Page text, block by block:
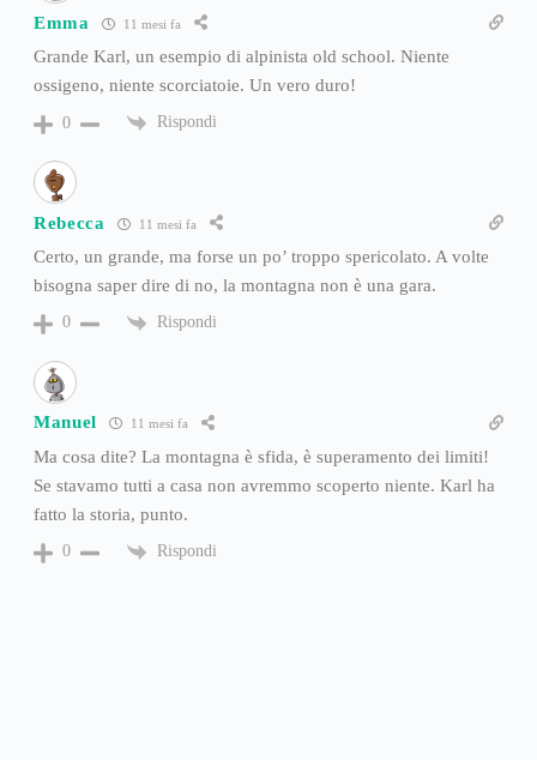
Emma 11 mesi fa
Grande Karl, un esempio di alpinista old school. Niente
ossigeno, niente scorciatoie. Un vero duro!
0 Rispondi
Rebecca 11 mesi fa
Certo, un grande, ma forse un po’ troppo spericolato. A volte
bisogna saper dire di no, la montagna non è una gara.
0 Rispondi
Manuel 11 mesi fa
Ma cosa dite? La montagna è sfida, è superamento dei limiti!
Se stavamo tutti a casa non avremmo scoperto niente. Karl ha
fatto la storia, punto.
0 Rispondi